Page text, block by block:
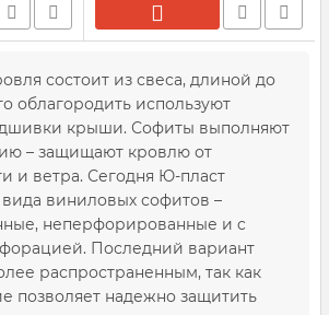
состоит из свеса, длиной до
облагородить используют
крыши. Софиты выполняют
– защищают кровлю от
и ветра. Сегодня Ю-пласт
виниловых софитов –
неперфорированные и c
Последний вариант
распространенным, так как
позволяет надежно защитить